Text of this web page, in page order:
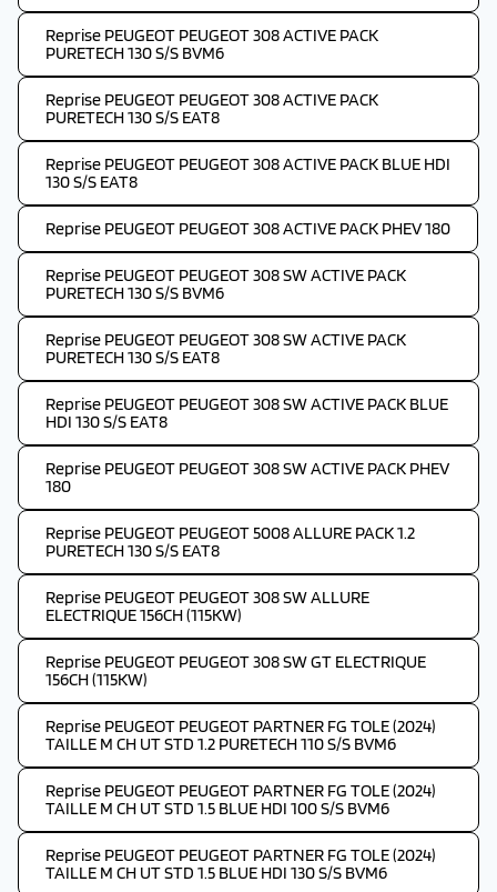
Reprise PEUGEOT PEUGEOT 308 ACTIVE PACK
PURETECH 130 S/S BVM6
Reprise PEUGEOT PEUGEOT 308 ACTIVE PACK
PURETECH 130 S/S EAT8
Reprise PEUGEOT PEUGEOT 308 ACTIVE PACK BLUE HDI
130 S/S EAT8
Reprise PEUGEOT PEUGEOT 308 ACTIVE PACK PHEV 180
Reprise PEUGEOT PEUGEOT 308 SW ACTIVE PACK
PURETECH 130 S/S BVM6
Reprise PEUGEOT PEUGEOT 308 SW ACTIVE PACK
PURETECH 130 S/S EAT8
Reprise PEUGEOT PEUGEOT 308 SW ACTIVE PACK BLUE
HDI 130 S/S EAT8
Reprise PEUGEOT PEUGEOT 308 SW ACTIVE PACK PHEV
180
Reprise PEUGEOT PEUGEOT 5008 ALLURE PACK 1.2
PURETECH 130 S/S EAT8
Reprise PEUGEOT PEUGEOT 308 SW ALLURE
ELECTRIQUE 156CH (115KW)
Reprise PEUGEOT PEUGEOT 308 SW GT ELECTRIQUE
156CH (115KW)
Reprise PEUGEOT PEUGEOT PARTNER FG TOLE (2024)
TAILLE M CH UT STD 1.2 PURETECH 110 S/S BVM6
Reprise PEUGEOT PEUGEOT PARTNER FG TOLE (2024)
TAILLE M CH UT STD 1.5 BLUE HDI 100 S/S BVM6
Reprise PEUGEOT PEUGEOT PARTNER FG TOLE (2024)
TAILLE M CH UT STD 1.5 BLUE HDI 130 S/S BVM6